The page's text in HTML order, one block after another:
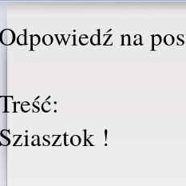
Odpowiedź na
Sziasztok !